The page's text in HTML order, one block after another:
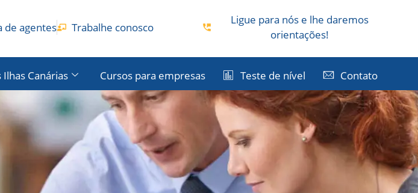
de agentes Trabalhe conosco
Ligue para nós e lhe daremos
orientações!
Canárias Cursos para empresas Teste de nível Contato